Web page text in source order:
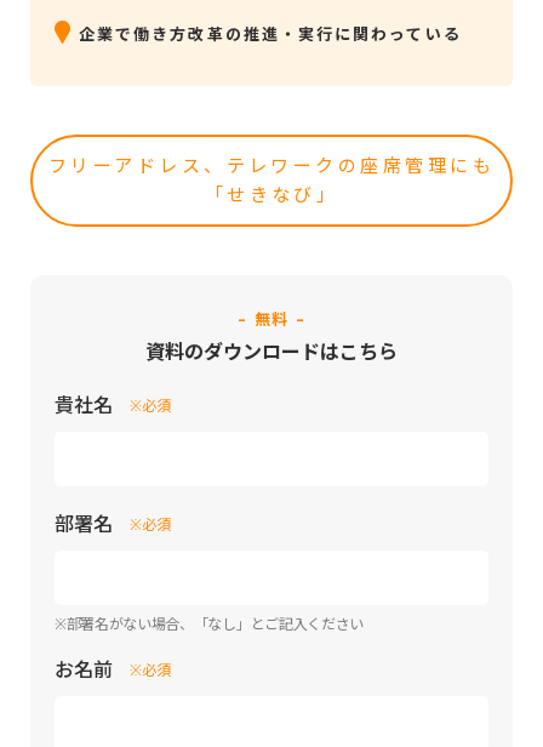
企業で働き方改革の推進・実行に関わっている
フリーアドレス、テレワークの座席管理にも
「せきなび」
- 無料 -
資料のダウンロードはこちら
貴社名 ※必須
部署名 ※必須
※部署名がない場合、「なし」とご記入ください
お名前 ※必須